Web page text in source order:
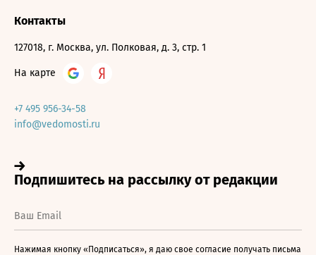
Контакты
127018, г. Москва, ул. Полковая, д. 3, стр. 1
На карте
+7 495 956-34-58
info@vedomosti.ru
Нажимая кнопку «Подписаться», я даю свое согласие получать письма